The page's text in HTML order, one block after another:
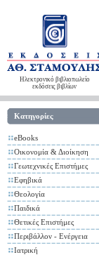
Ηλεκτρονικό βιβλιοπωλείο
εκδόσεις βιβλίων
Κατηγορίες
eBooks
Οικονομία & Διοίκηση
Γεωτεχνικές Επιστήμες
Εφηβικά
Θεολογία
Παιδικά
Θετικές Επιστήμες
Περιβάλλον - Ενέργεια
Ιατρική